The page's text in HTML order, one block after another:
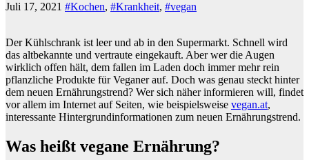
Juli 17, 2021 #Kochen, #Krankheit, #vegan
Der Kühlschrank ist leer und ab in den Supermarkt. Schnell wird
das altbekannte und vertraute eingekauft. Aber wer die Augen
wirklich offen hält, dem fallen im Laden doch immer mehr rein
pflanzliche Produkte für Veganer auf. Doch was genau steckt hinter
dem neuen Ernährungstrend? Wer sich näher informieren will, findet
vor allem im Internet auf Seiten, wie beispielsweise vegan.at,
interessante Hintergrundinformationen zum neuen Ernährungstrend.
Was heißt vegane Ernährung?